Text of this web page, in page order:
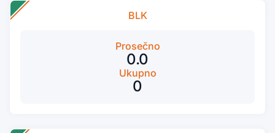
BLK
Prosečno
0.0
Ukupno
0